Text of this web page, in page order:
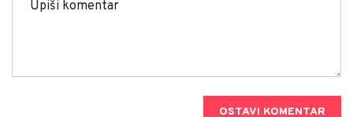
OSTAVI KOMENTAR